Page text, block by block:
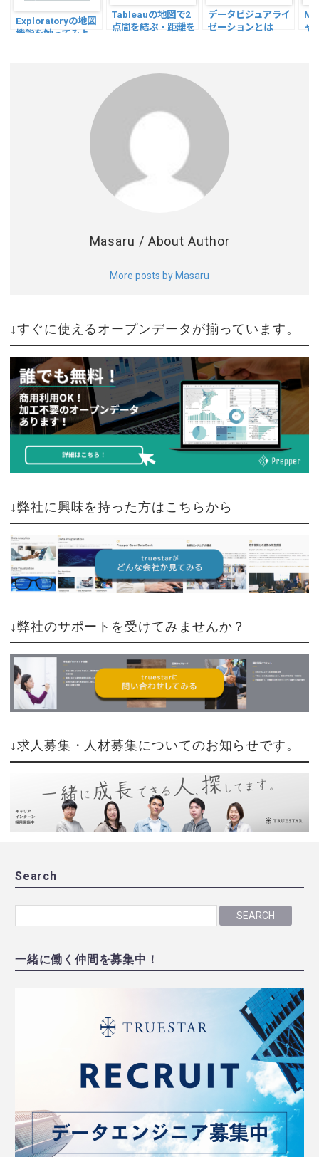
Exploratoryの地図
機能を触ってみよ
Tableauの地図で2
点間を結ぶ・距離を
データビジュアライ
ゼーションとは
ャ
Masaru / About Author
More posts by Masaru
↓すぐに使えるオープンデータが揃っています。
↓弊社に興味を持った方はこちらから
↓弊社のサポートを受けてみませんか？
↓求人募集・人材募集についてのお知らせです。
Search
SEARCH
一緒に働く仲間を募集中！